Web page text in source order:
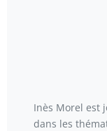
Inès Morel est
dans les